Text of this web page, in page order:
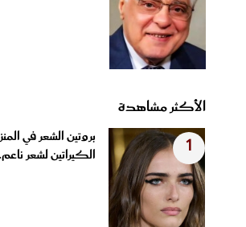
الأكثر مشاهدة
1
بروتين الشعر في
الكيراتين لشعر